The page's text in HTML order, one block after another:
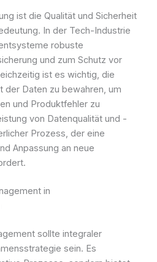
ist die Qualität und Sicherheit
In der Tech-Industrie
robuste
und zum Schutz vor
ist es wichtig, die
der Daten zu bewahren, um
und Produktfehler zu
von Datenqualität und -
Prozess, der eine
Anpassung an neue
in
sollte integraler
sein. Es